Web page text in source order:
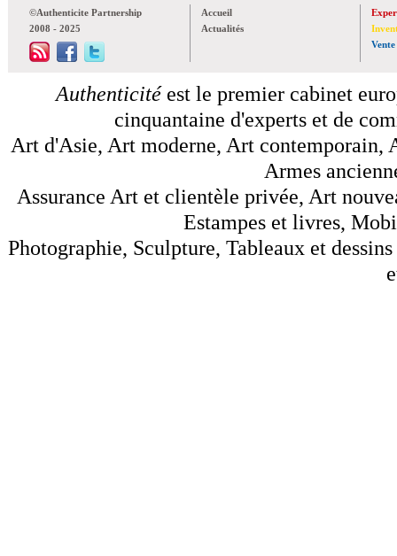
©Authenticite Partnership
2008 - 2025
Accueil
Actualités
Vente
Authenticitéest le premier cabinet
cinquantaine d'experts et de
Art d'Asie, Art moderne, Art contemporain,
Armes
Assurance Art et clientèle privée, Art
Estampes et livres,
Photographie, Sculpture, Tableaux et